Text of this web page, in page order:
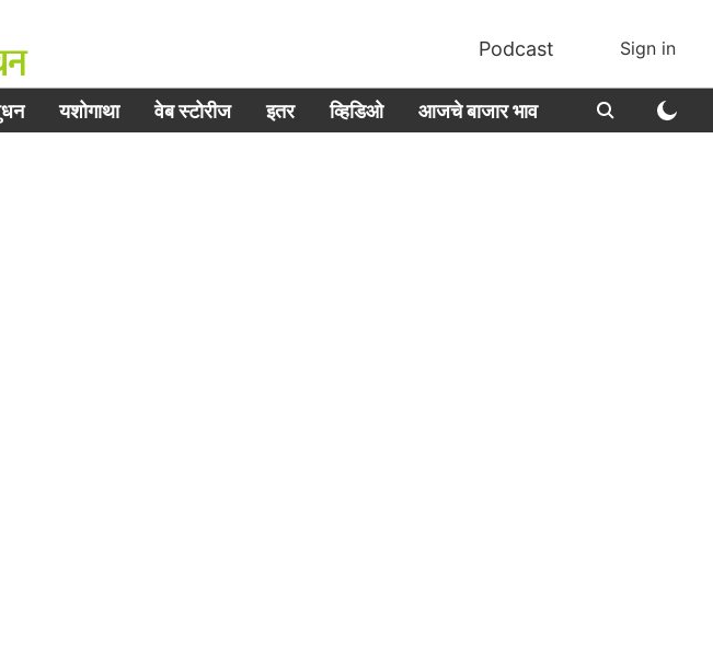
Podcast Sign in
यशोगाथा वेब स्टोरीज इतर व्हिडिओ आजचे बाजार भाव